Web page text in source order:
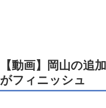
【動画】岡山の追
がフィニッシュ